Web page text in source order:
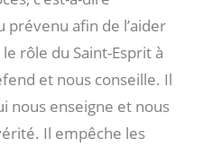
prévenu afin de l’aider
rôle du Saint-Esprit à
et nous conseille. Il
nous enseigne et nous
Il empêche les